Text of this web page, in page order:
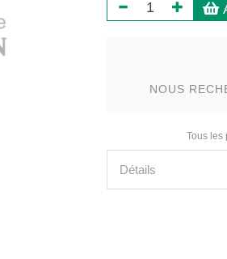
NOUS
Tous les
Détails